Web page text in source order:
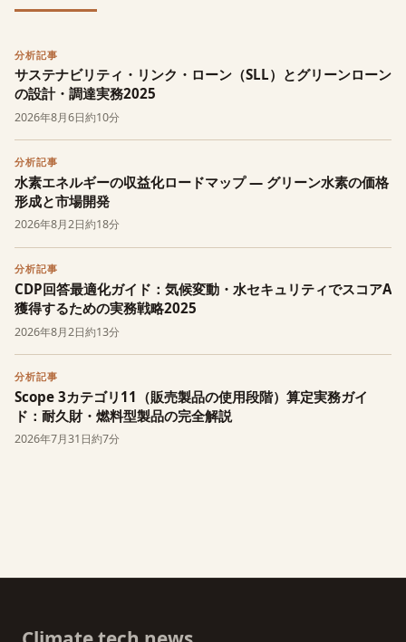
分析記事
サステナビリティ・リンク・ローン（SLL）とグリーンローン
の設計・調達実務2025
2026年8月6日約10分
分析記事
水素エネルギーの収益化ロードマップ — グリーン水素の価格
形成と市場開発
2026年8月2日約18分
分析記事
CDP回答最適化ガイド：気候変動・水セキュリティでスコアA
獲得するための実務戦略2025
2026年8月2日約13分
分析記事
Scope 3カテゴリ11（販売製品の使用段階）算定実務ガイ
ド：耐久財・燃料型製品の完全解説
2026年7月31日約7分